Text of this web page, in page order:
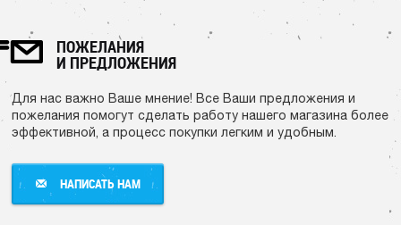
ПОЖЕЛАНИЯ
И ПРЕДЛОЖЕНИЯ
Для нас важно Ваше мнение! Все Ваши предложения и
пожелания помогут сделать работу нашего магазина более
эффективной, а процесс покупки легким и удобным.
НАПИСАТЬ НАМ